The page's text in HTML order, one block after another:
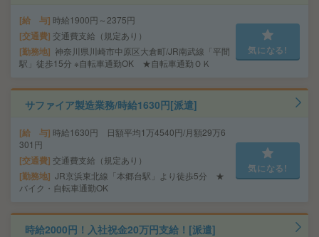
給 与 時給1900円～2375円
交通費 交通費支給（規定あり）
勤務地 神奈川県川崎市中原区大倉町/JR南武線「平間
駅」徒歩15分 ※自転車通勤OK ★自転車通勤ＯＫ
気になる!
サファイア製造業務/時給1630円[派遣]
給 与 時給1630円 日額平均1万4540円/月額29万6
301円
交通費 交通費支給（規定あり）
勤務地 JR京浜東北線「本郷台駅」より徒歩5分 ★
バイク・自転車通勤OK
気になる!
時給2000円！入社祝金20万円支給！[派遣]